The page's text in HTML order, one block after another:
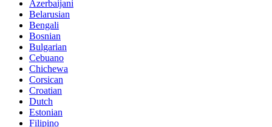
Azerbaijani
Belarusian
Bengali
Bosnian
Bulgarian
Cebuano
Chichewa
Corsican
Croatian
Dutch
Estonian
Filipino